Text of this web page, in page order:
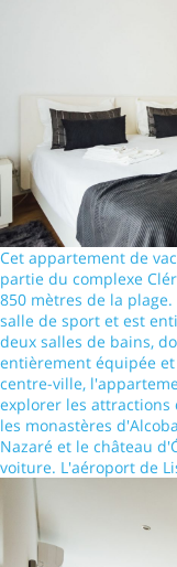
Cet appartement de
partie du complexe
850 mètres de la
salle de sport et est
deux salles de bains,
entièrement équipée
centre-ville,
explorer les attractions
les monastères
Nazaré et le château
voiture. L'aéroport de